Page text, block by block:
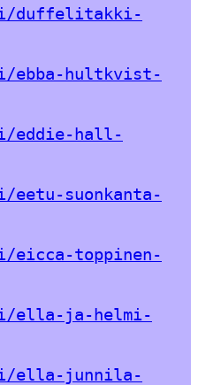
duffelitakki-
hultkvist-
eddie-hall-
suonkanta-
toppinen-
ella-ja-helmi-
ella-junnila-